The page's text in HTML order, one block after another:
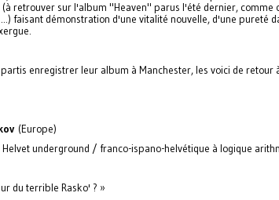
retrouver sur l'album "Heaven" parus l'été dernier, comme
faisant démonstration d'une vitalité nouvelle, d'une pureté
enregistrer leur album à Manchester, les voici de retour
(Europe)
Helvet underground / franco-ispano-helvétique à logique
du terrible Rasko' ? »